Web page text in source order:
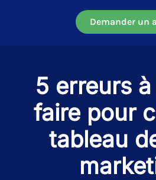
Demander un
5 erreurs
faire pour
tableau